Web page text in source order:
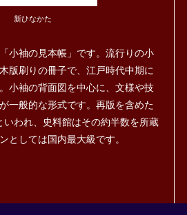
新ひなかた
小袖の見本帳」です。流行りの小
版刷りの冊子で、江戸時代中期に
小袖の背面図を中心に、文様や技
一般的な形式です。再版を含めた
いわれ、史料館はその約半数を所蔵
としては国内最大級です。